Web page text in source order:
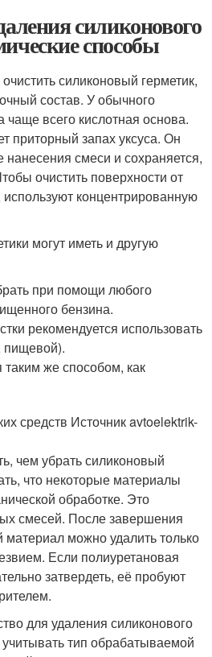
силиконового
способы
силиконовый герметик,
состав. У обычного
чаще всего кислотная основа.
приторный запах уксуса. Он
нанесения смеси и сохраняется,
очистить поверхности от
концентрированную
могут иметь и другую
при помощи любого
бензина.
рекомендуется использовать
пищевой).
же способом, как
средств Источник avtoelektrik-
чем убрать силиконовый
что некоторые материалы
обработке. Это
смесей. После завершения
можно удалить только
Если полиуретановая
затвердеть, её пробуют
для удаления силиконового
тип обрабатываемой